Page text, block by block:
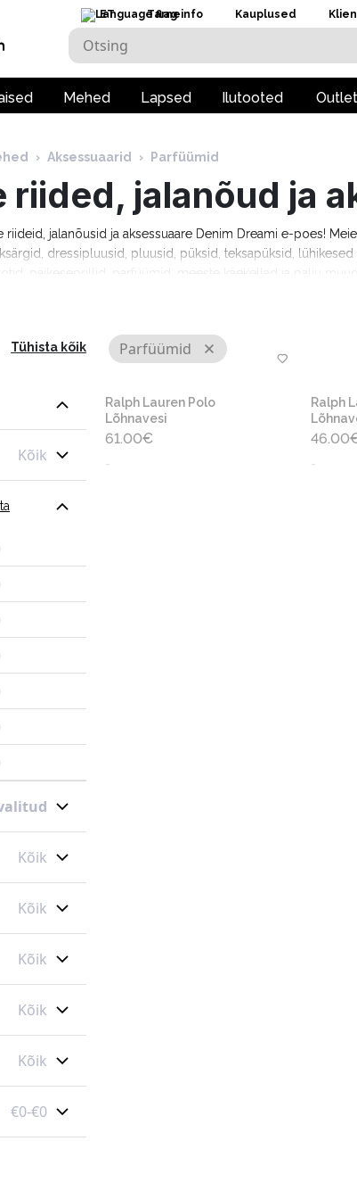
ET Tarneinfo Kauplused
Mehed Lapsed Ilutooted Outlet
› Aksessuaarid › Parfüümid
riided, jalanõud ja
riideid, jalanõusid ja aksessuaare Denim Dreami e-poes!
dressipluusid, pluusid, püksid, teksapüksid,
Tommy Hilfiger, Calvin Klein, Camel Active, Denim
Tühista kõik
Kõik
Kõik
Kõik
Kõik
Kõik
Kõik
€0-€0
Parfüümid
Ralph Lauren Polo
Lõhnavesi
61.00€
-
Ralph
46.00
-